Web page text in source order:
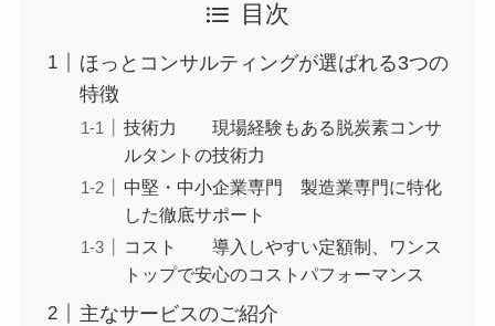
目次
ほっとコンサルティングが選ばれる3つの
特徴
技術力 現場経験もある脱炭素コンサ
ルタントの技術力
中堅・中小企業専門 製造業専門に特化
した徹底サポート
コスト 導入しやすい定額制、ワンス
トップで安心のコストパフォーマンス
主なサービスのご紹介